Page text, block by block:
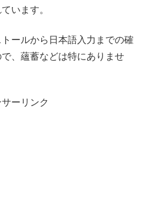
います。
ールから日本語入力までの確
、蘊蓄などは特にありませ
ーリンク